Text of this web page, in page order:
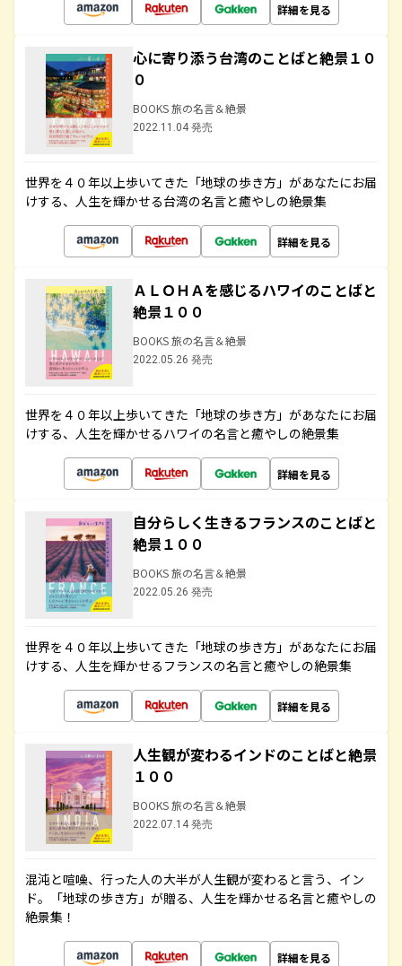
詳細を見る
心に寄り添う台湾のことばと絶景１０
０
BOOKS 旅の名言＆絶景
2022.11.04 発売
世界を４０年以上歩いてきた「地球の歩き方」があなたにお届
けする、人生を輝かせる台湾の名言と癒やしの絶景集
詳細を見る
ＡＬＯＨＡを感じるハワイのことばと
絶景１００
BOOKS 旅の名言＆絶景
2022.05.26 発売
世界を４０年以上歩いてきた「地球の歩き方」があなたにお届
けする、人生を輝かせるハワイの名言と癒やしの絶景集
詳細を見る
自分らしく生きるフランスのことばと
絶景１００
BOOKS 旅の名言＆絶景
2022.05.26 発売
世界を４０年以上歩いてきた「地球の歩き方」があなたにお届
けする、人生を輝かせるフランスの名言と癒やしの絶景集
詳細を見る
人生観が変わるインドのことばと絶景
１００
BOOKS 旅の名言＆絶景
2022.07.14 発売
混沌と喧噪、行った人の大半が人生観が変わると言う、イン
ド。「地球の歩き方」が贈る、人生を輝かせる名言と癒やしの
絶景集！
詳細を見る